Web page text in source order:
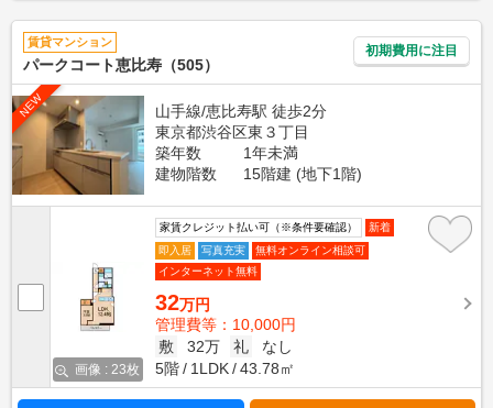
賃貸マンション
パークコート恵比寿（505）
初期費用に注目
NEW
山手線/恵比寿駅 徒歩2分
東京都渋谷区東３丁目
築年数
1年未満
建物階数
15階建 (地下1階)
画像 : 23枚
家賃クレジット払い可（※条件要確認）
新着
即入居
写真充実
無料オンライン相談可
インターネット無料
32万円
管理費等：10,000円
敷
32万 礼
なし
5階
1LDK 43.78㎡